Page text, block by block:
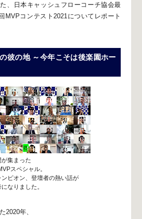
、日本キャッシュフローコーチ協会最
MVPコンテスト2021についてレポート
彼の地 ～今年こそは後楽園ホー
集まった
スペシャル。
ピオン、登壇者の熱い話が
なりました。
2020年、